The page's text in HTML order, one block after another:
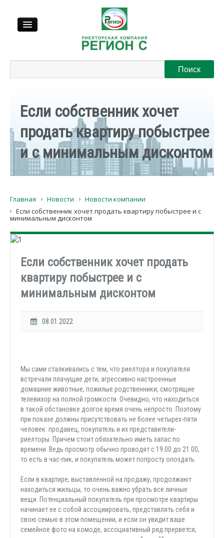
Регионы
Контакты
Если собственник хочет
продать квартиру побыстрее
и с минимальным дисконтом
Главная Новости
Новости компании
Если собственник хочет продать квартиру побыстрее и с
минимальным дисконтом
Если собственник хочет продать
квартиру побыстрее и с
минимальным дисконтом
08.01.2022
Мы сами сталкивались с тем, что риелтора и покупателя
встречали плачущие дети, агрессивно настроенные
домашние животные, пожилые родственники, смотрящие
телевизор на полной громкости. Очевидно, что находиться
в такой обстановке долгое время очень непросто. Поэтому
при показе должны присутствовать не более четырех-пяти
человек: продавец, покупатель и их представители-
риелторы. Причем стоит обязательно иметь запас по
времени. Ведь просмотр обычно проводят с 19.00 до 21.00,
то есть в час-пик, и покупатель может попросту опоздать.
Если в квартире, выставленной на продажу, продолжают
находиться жильцы, то очень важно убрать все личные
вещи. Потенциальный покупатель при просмотре квартиры
начинает ее с собой ассоциировать, представлять себя и
свою семью в этом помещении, и если он увидит ваше
семейное фото на комоде, ассоциативный ряд прервется,